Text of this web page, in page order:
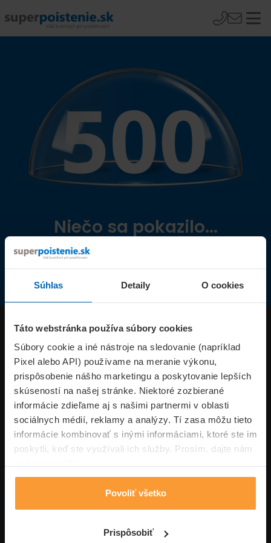
Súhlas Detaily O cookies
Táto webstránka používa súbory cookies
Súbory cookie a iné nástroje na sledovanie (napríklad
Pixel alebo API) používame na meranie výkonu,
prispôsobenie nášho marketingu a poskytovanie lepších
skúseností na našej stránke. Niektoré zozbierané
informácie zdieľame aj s našimi partnermi v oblasti
sociálnych médií, reklamy a analýzy. Tí zasa môžu tieto
informácie kombinovať s inými informáciami, ktoré ste im
poskytli, keď ste využívali ich služby. Prosím, dajte nám
Povoliť všetko
Prispôsobiť
Niečo sa pokazilo...
Přejít na úvodní stránku
Produkty
Superpoistenie.sk
Informácie
Typy poistení
Volajte pon-pia: 09:00–17:00 hod
0850 100 101
Napíšte nám